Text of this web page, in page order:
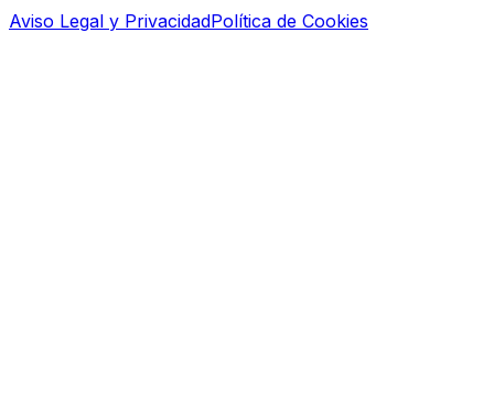
Aviso Legal y PrivacidadPolítica de Cookies